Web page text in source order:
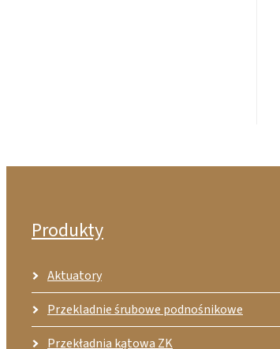
Produkty
Aktuatory
Przekladnie śrubowe podnośnikowe
Przekładnia kątowa ZK